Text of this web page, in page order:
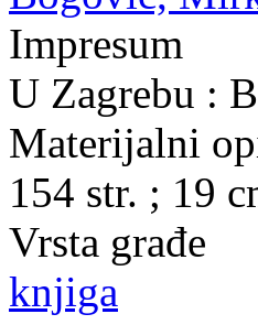
Impresum
U Zagrebu :
Materijalni
154 str. ; 19
Vrsta građe
knjiga